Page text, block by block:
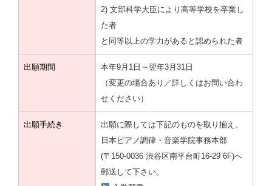
2) 文部科学大臣により高等学校を卒業し
た者
と同等以上の学力があると認められた者
出願期間
本年9月1日～翌年3月31日
（変更の場合あり／詳しくはお問い合わ
せください）
出願手続き
出願に際しては下記のものを取り揃え、
日本ピアノ調律・音楽学院事務本部
(〒150-0036 渋谷区南平台町16-29 6F)へ
郵送して下さい。